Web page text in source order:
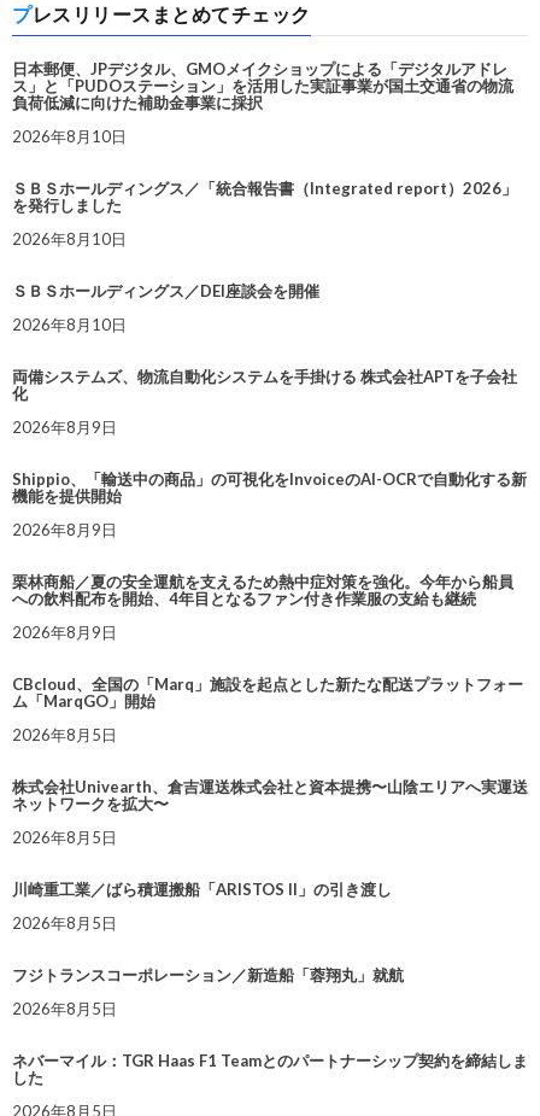
プレスリリースまとめてチェック
日本郵便、JPデジタル、GMOメイクショップによる「デジタルアドレ
ス」と「PUDOステーション」を活用した実証事業が国土交通省の物流
負荷低減に向けた補助金事業に採択
2026年8月10日
ＳＢＳホールディングス／「統合報告書（Integrated report）2026」
を発行しました
2026年8月10日
ＳＢＳホールディングス／DEI座談会を開催
2026年8月10日
両備システムズ、物流自動化システムを手掛ける 株式会社APTを子会社
化
2026年8月9日
Shippio、「輸送中の商品」の可視化をInvoiceのAI-OCRで自動化する新
機能を提供開始
2026年8月9日
栗林商船／夏の安全運航を支えるため熱中症対策を強化。今年から船員
への飲料配布を開始、4年目となるファン付き作業服の支給も継続
2026年8月9日
CBcloud、全国の「Marq」施設を起点とした新たな配送プラットフォー
ム「MarqGO」開始
2026年8月5日
株式会社Univearth、倉吉運送株式会社と資本提携〜山陰エリアへ実運送
ネットワークを拡大〜
2026年8月5日
川崎重工業／ばら積運搬船「ARISTOS II」の引き渡し
2026年8月5日
フジトランスコーポレーション／新造船「蓉翔丸」就航
2026年8月5日
ネバーマイル：TGR Haas F1 Teamとのパートナーシップ契約を締結しま
した
2026年8月5日